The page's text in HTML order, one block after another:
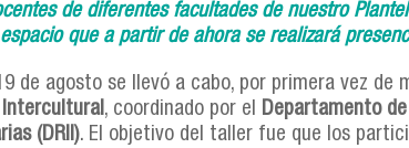
de diferentes facultades de nuestro
que a partir de ahora se realizará
de agosto se llevó a cabo, por primera vez de
Intercultural, coordinado por el Departamento
(DRII). El objetivo del taller fue que los